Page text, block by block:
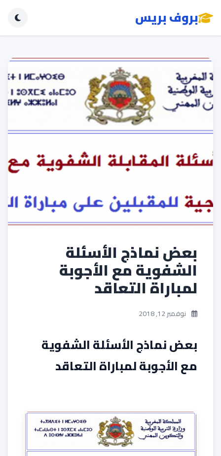
بروف بريس
بعض نماذج الأسئلة
الشفوية مع الأجوبة
لمباراة التعاقد
نوفمبر 12, 2018
بعض نماذج الأسئلة الشفوية
مع الأجوبة لمباراة التعاقد